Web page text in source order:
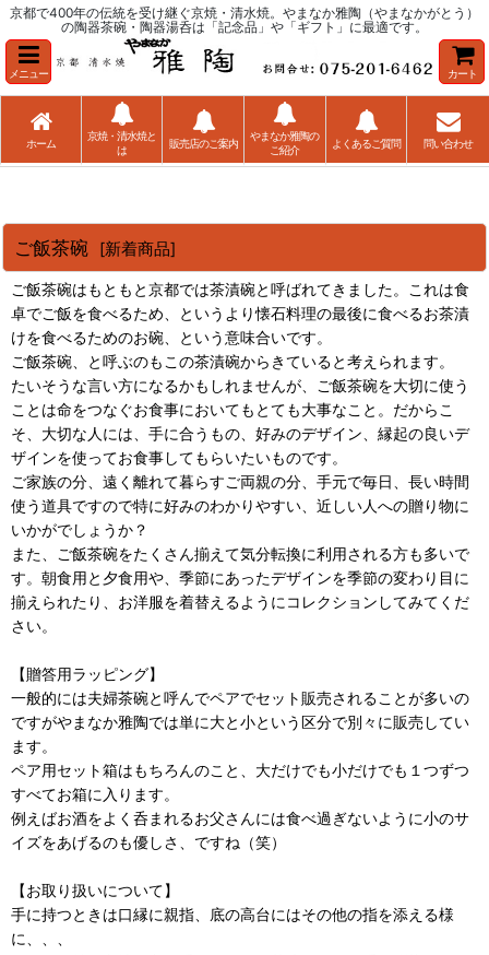
京都で400年の伝統を受け継ぐ京焼・清水焼。やまなか雅陶（やまなかがとう）
の陶器茶碗・陶器湯呑は「記念品」や「ギフト」に最適です。
メニュー カート
ホーム
京焼・清水焼と
は
販売店のご案内
やまなか雅陶の
ご紹介
よくあるご質問 問い合わせ
ご飯茶碗 [新着商品]
ご飯茶碗はもともと京都では茶漬碗と呼ばれてきました。これは食
卓でご飯を食べるため、というより懐石料理の最後に食べるお茶漬
けを食べるためのお碗、という意味合いです。
ご飯茶碗、と呼ぶのもこの茶漬碗からきていると考えられます。
たいそうな言い方になるかもしれませんが、ご飯茶碗を大切に使う
ことは命をつなぐお食事においてもとても大事なこと。だからこ
そ、大切な人には、手に合うもの、好みのデザイン、縁起の良いデ
ザインを使ってお食事してもらいたいものです。
ご家族の分、遠く離れて暮らすご両親の分、手元で毎日、長い時間
使う道具ですので特に好みのわかりやすい、近しい人への贈り物に
いかがでしょうか？
また、ご飯茶碗をたくさん揃えて気分転換に利用される方も多いで
す。朝食用と夕食用や、季節にあったデザインを季節の変わり目に
揃えられたり、お洋服を着替えるようにコレクションしてみてくだ
さい。
【贈答用ラッピング】
一般的には夫婦茶碗と呼んでペアでセット販売されることが多いの
ですがやまなか雅陶では単に大と小という区分で別々に販売してい
ます。
ペア用セット箱はもちろんのこと、大だけでも小だけでも１つずつ
すべてお箱に入ります。
例えばお酒をよく呑まれるお父さんには食べ過ぎないように小のサ
イズをあげるのも優しさ、ですね（笑）
【お取り扱いについて】
手に持つときは口縁に親指、底の高台にはその他の指を添える様
に、、、